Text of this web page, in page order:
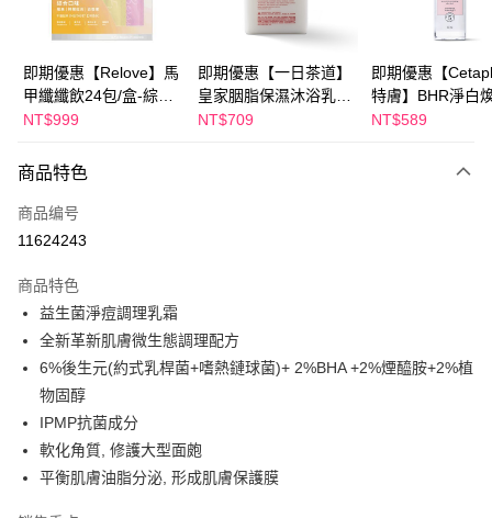
街口支付
悠遊付
Google Pay
AFTEE先享后付
相关说明
一、關於 AFTEE先享後付
窗。
2. 進行簡訊驗證之後，即可完成結帳手續。
3. 訂單確認後不需事先繳費，商品會配送至您的指定地址。
4. 下訂完成後，您的手機會收到一封繳費通知簡訊，APP會員則會收到
5. 收到商品當下無需繳費，確認無誤後，請再利用繳費通知簡訊或AFTEE
APP於四大便利商店‧ATM/網銀等方式進行付款。
請留意繳費期限為 14 天。唯有下載 AFTEE App 成為 AFTEE 會員者方能享
有最長 45 天內付款之服務。
出。使用AFTEE下訂可以延長您收到商品前的繳費天數，但無法保證一定能
ATM付款
运送方式
全家付款取貨
每笔NT$100，满NT$600(含以上)免运费
付款後全家取貨
每笔NT$100，满NT$600(含以上)免运费
萊爾富取貨付款
每笔NT$100，满NT$600(含以上)免运费
即期優惠【Relove】馬
甲纖纖飲24包/盒-綜合
口味(效期2027-01-22)
NT$999
即期優惠【一日茶道】
皇家胭脂保濕沐浴乳
600ml 效期2027/2/19
NT$709
即期優惠【
特膚】BHR淨白
妝水 150mL 效期
NT$589
商品特色
商品编号
11624243
商品特色
益生菌淨痘調理乳霜
全新革新肌膚微生態調理配方
6%後生元(約式乳桿菌+嗜熱鏈球菌)+ 2%BHA +2%煙醯胺+2%植
物固醇
IPMP抗菌成分
軟化角質, 修護大型面皰
平衡肌膚油脂分泌, 形成肌膚保護膜